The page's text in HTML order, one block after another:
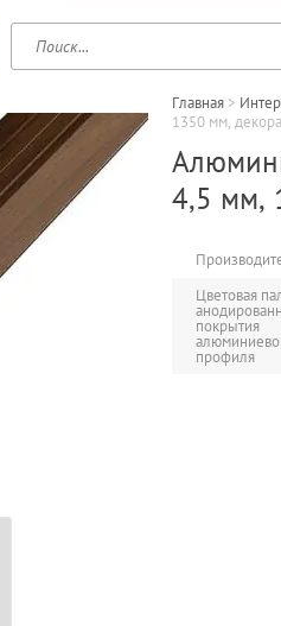
Главная >
1350 мм,
4,5 мм,
Цветовая
покрытия
профиля